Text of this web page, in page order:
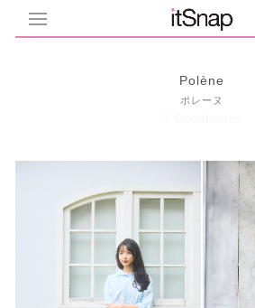
Polène
ポレーヌ
5 Coodinates